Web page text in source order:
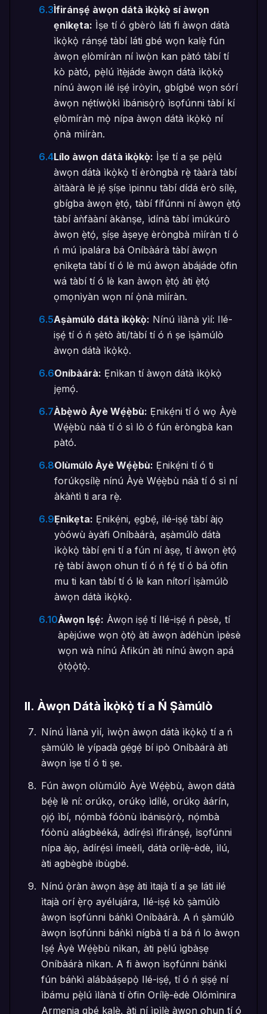
6.3Ìfiránṣẹ́ àwọn dátà ìkọ̀kọ̀ sí àwọn
ẹnìkẹta: Ìṣe tí ó gbèrò láti fi àwọn dátà
ìkọ̀kọ̀ ránṣẹ́ tàbí láti gbé wọn kalẹ̀ fún
àwọn ẹlòmíràn ní ìwọ̀n kan pàtó tàbí tí
kò pàtó, pẹ̀lú ìtẹ̀jáde àwọn dátà ìkọ̀kọ̀
nínú àwọn ilé iṣẹ́ ìròyìn, gbígbé wọn sórí
àwọn nẹ́tíwọ̀kì ìbánisọ̀rọ̀ ìsọfúnni tàbí kí
ẹlòmíràn mọ̀ nípa àwọn dátà ìkọ̀kọ̀ ní
ọ̀nà mìíràn.
6.4Lílo àwọn dátà ìkọ̀kọ̀: Ìṣe tí a ṣe pẹ̀lú
àwọn dátà ìkọ̀kọ̀ tí èròngbà rẹ̀ tààrà tàbí
àìtààrà lè jẹ́ ṣíṣe ìpinnu tàbí dídá èrò sílẹ̀,
gbígba àwọn ẹ̀tọ́, tàbí fífúnni ní àwọn ẹ̀tọ́
tàbí àǹfààní àkànṣe, ìdínà tàbí ìmúkúrò
àwọn ẹ̀tọ́, ṣíṣe àṣeyẹ èròngbà mìíràn tí ó
ń mú ìpalára bá Oníbàárà tàbí àwọn
ẹnìkẹta tàbí tí ó lè mú àwọn àbájáde òfin
wá tàbí tí ó lè kan àwọn ẹ̀tọ́ àti ẹ̀tọ́
ọmọnìyàn wọn ní ọ̀nà mìíràn.
6.5Aṣàmúlò dátà ìkọ̀kọ̀: Nínú ìlànà yìí: Ilé-
iṣẹ́ tí ó ń ṣètò àti/tàbí tí ó ń ṣe ìṣàmúlò
àwọn dátà ìkọ̀kọ̀.
6.6Oníbàárà: Ẹnìkan tí àwọn dátà ìkọ̀kọ̀
jẹmọ́.
6.7Àbẹ̀wò Àyè Wẹ́ẹ̀bù: Ẹnikẹ́ni tí ó wọ Àyè
Wẹ́ẹ̀bù náà tí ó sì lò ó fún èròngbà kan
pàtó.
6.8Olùmúlò Àyè Wẹ́ẹ̀bù: Ẹnikẹ́ni tí ó ti
forúkọsílẹ̀ nínú Àyè Wẹ́ẹ̀bù náà tí ó sì ní
àkàǹtì ti ara rẹ̀.
6.9Ẹnìkẹta: Ẹnikẹ́ni, ẹgbẹ́, ilé-iṣẹ́ tàbí àjọ
yòówù àyàfi Oníbàárà, aṣàmúlò dátà
ìkọ̀kọ̀ tàbí ẹni tí a fún ní àṣẹ, tí àwọn ẹ̀tọ́
rẹ̀ tàbí àwọn ohun tí ó ń fẹ́ tí ó bá òfin
mu ti kan tàbí tí ó lè kan nítorí ìṣàmúlò
àwọn dátà ìkọ̀kọ̀.
6.10Àwọn Iṣẹ́: Àwọn iṣẹ́ tí Ilé-iṣẹ́ ń pèsè, tí
àpèjúwe wọn ọ̀tọ̀ àti àwọn àdéhùn ìpèsè
wọn wà nínú Àfikún àti nínú àwọn apá
ọ̀tọ̀ọ̀tọ̀.
II. Àwọn Dátà Ìkọ̀kọ̀ tí a Ń Ṣàmúlò
Nínú Ìlànà yìí, ìwọ̀n àwọn dátà ìkọ̀kọ̀ tí a ń
ṣàmúlò lè yípadà gẹ́gẹ́ bí ipò Oníbàárà àti
àwọn ìṣe tí ó ti ṣe.
Fún àwọn olùmúlò Àyè Wẹ́ẹ̀bù, àwọn dátà
bẹ́ẹ̀ lè ní: orúkọ, orúkọ ìdílé, orúkọ àárín,
ọjọ́ ìbí, nọ́mbà fóònù ìbánisọ̀rọ̀, nọ́mbà
fóònù alágbèéká, àdírẹ́sì ìfiránṣẹ́, ìsọfúnni
nípa àjọ, àdírẹ́sì ímeèlì, dátà orílẹ̀-èdè, ìlú,
àti agbègbè ibùgbé.
Nínú ọ̀ràn àwọn àṣẹ àti ìtajà tí a ṣe láti ilé
ìtajà orí ẹ̀rọ ayélujára, Ilé-iṣẹ́ kò ṣàmúlò
àwọn ìsọfúnni báǹkì Oníbàárà. A ń ṣàmúlò
àwọn ìsọfúnni báǹkì nígbà tí a bá ń lo àwọn
Iṣẹ́ Àyè Wẹ́ẹ̀bù nìkan, àti pẹ̀lú ìgbàṣẹ
Oníbàárà nìkan. A fi àwọn ìsọfúnni báǹkì
fún báǹkì alábàáṣepọ̀ Ilé-iṣẹ́, tí ó ń ṣiṣẹ́ ní
ìbámu pẹ̀lú ìlànà tí òfin Orílẹ̀-èdè Olómìnira
Armenia gbé kalẹ̀, àti ní ìpìlẹ̀ àwọn ohun tí ó